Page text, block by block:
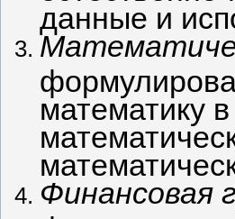
данные и
математику
Финансовая